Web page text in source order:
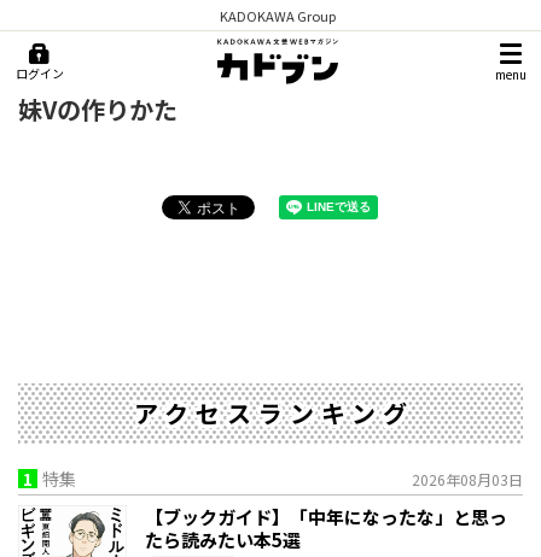
KADOKAWA Group
ログイン menu
妹Vの作りかた
アクセスランキング
1 特集 2026年08月03日
【ブックガイド】「中年になったな」と思っ
たら読みたい本5選